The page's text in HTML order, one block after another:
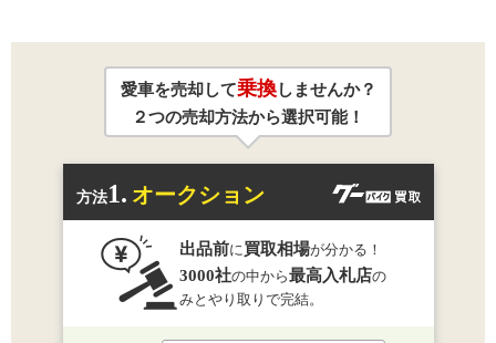
愛車を売却して乗換しませんか？
２つの売却方法から選択可能！
方法1. オークション
出品前に 買取相場が分かる！
3000社の中から最高入札店の
みとやり取りで完結。